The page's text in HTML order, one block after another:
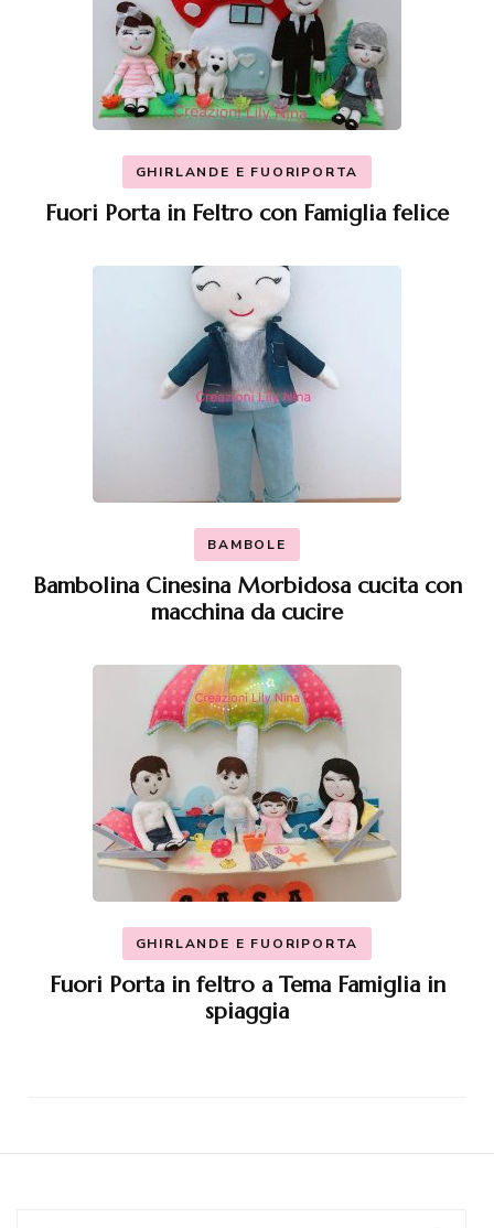
GHIRLANDE E FUORIPORTA
Fuori Porta in Feltro con Famiglia felice
BAMBOLE
Bambolina Cinesina Morbidosa cucita con
macchina da cucire
GHIRLANDE E FUORIPORTA
Fuori Porta in feltro a Tema Famiglia in
spiaggia